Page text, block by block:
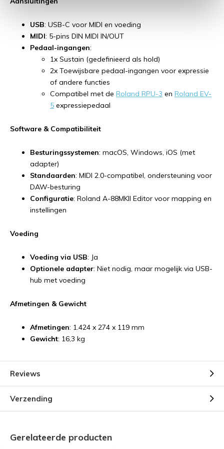
USB: USB-C voor MIDI en voeding
MIDI: 5-pins DIN MIDI IN/OUT
Pedaal-ingangen:
1x Sustain (gedefinieerd als hold)
2x Toewijsbare pedaal-ingangen voor expressie
of andere functies
Compatibel met de Roland RPU-3 en Roland EV-
5 expressiepedaal
Software & Compatibiliteit
Besturingssystemen: macOS, Windows, iOS (met
adapter)
Standaarden: MIDI 2.0-compatibel, ondersteuning voor
DAW-besturing
Configuratie: Roland A-88MKII Editor voor mapping en
instellingen
Voeding
Voeding via USB: Ja
Optionele adapter: Niet nodig, maar mogelijk via USB-
hub met voeding
Afmetingen & Gewicht
Afmetingen: 1.424 x 274 x 119 mm
Gewicht: 16,3 kg
Reviews
Verzending
Gerelateerde producten